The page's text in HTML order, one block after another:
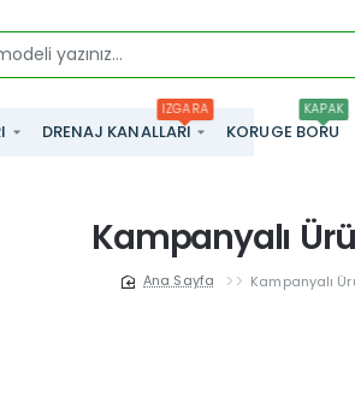
DRENAJ KANALLARI
IZGARA
KORUGE BORU
KAPAK
Kampanyalı
Kampanyalı